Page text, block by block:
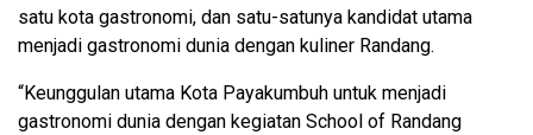
satu kota gastronomi, dan satu-satunya kandidat utama
menjadi gastronomi dunia dengan kuliner Randang.
“Keunggulan utama Kota Payakumbuh untuk menjadi
gastronomi dunia dengan kegiatan School of Randang